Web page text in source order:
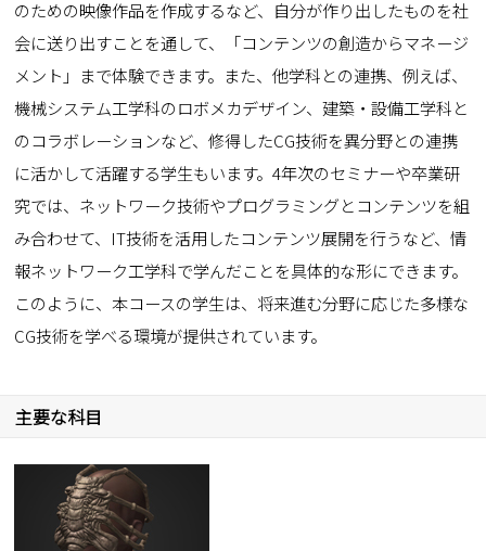
のための映像作品を作成するなど、自分が作り出したものを社
会に送り出すことを通して、「コンテンツの創造からマネージ
メント」まで体験できます。また、他学科との連携、例えば、
機械システム工学科のロボメカデザイン、建築・設備工学科と
のコラボレーションなど、修得したCG技術を異分野との連携
に活かして活躍する学生もいます。4年次のセミナーや卒業研
究では、ネットワーク技術やプログラミングとコンテンツを組
み合わせて、IT技術を活用したコンテンツ展開を行うなど、情
報ネットワーク工学科で学んだことを具体的な形にできます。
このように、本コースの学生は、将来進む分野に応じた多様な
CG技術を学べる環境が提供されています。
主要な科目